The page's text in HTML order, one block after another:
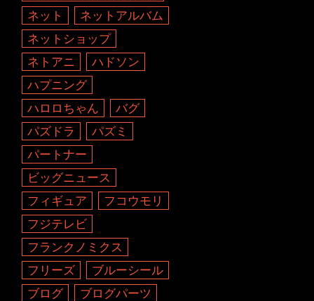
ネット
ネットアルバム
ネットショップ
ネトアニ
ハドソン
ハプニング
ハロロちゃん
バグ
パズドラ
パズミ
パートナー
ビッグニュース
フィギュア
フコウモリ
フジテレビ
フランクノミクス
フリーズ
ブルーシール
ブログ
ブログパーツ